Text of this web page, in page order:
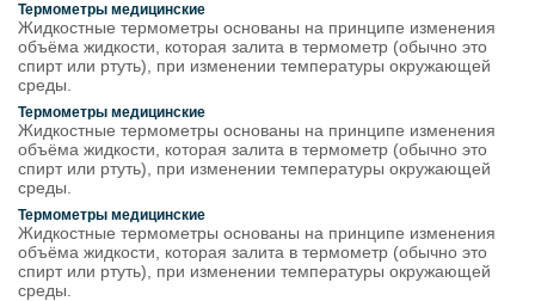
Термометры медицинские
Жидкостные термометры основаны на принципе изменения
объёма жидкости, которая залита в термометр (обычно это
спирт или ртуть), при изменении температуры окружающей
среды.
Термометры медицинские
Жидкостные термометры основаны на принципе изменения
объёма жидкости, которая залита в термометр (обычно это
спирт или ртуть), при изменении температуры окружающей
среды.
Термометры медицинские
Жидкостные термометры основаны на принципе изменения
объёма жидкости, которая залита в термометр (обычно это
спирт или ртуть), при изменении температуры окружающей
среды.